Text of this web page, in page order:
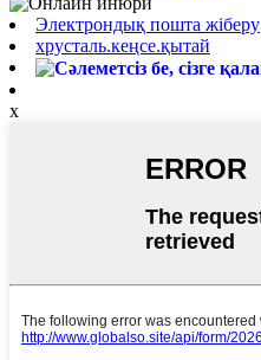
Электрондық пошта жіберу
хрусталь.кеңсе.қытай
x